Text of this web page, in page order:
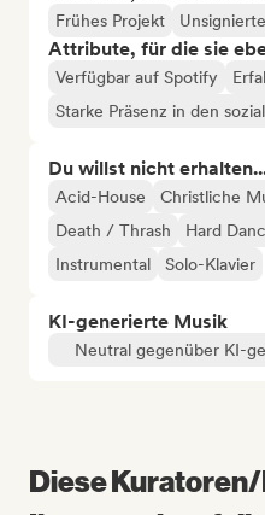
Frühes Projekt
Attribute, für die sie
Verfügbar auf Spotify
Starke Präsenz in den
Du willst nicht
Acid-House Christliche
Death / Thrash
Hard
Instrumental
Solo-Klavier
KI-generierte Musik
Neutral gegenüber KI-
Diese